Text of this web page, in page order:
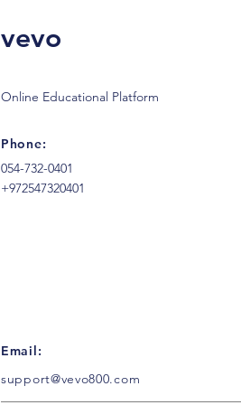
vevo
Online Educational Platform
Phone:
054-732-0401
+972547320401
Email:
support@vevo800.com